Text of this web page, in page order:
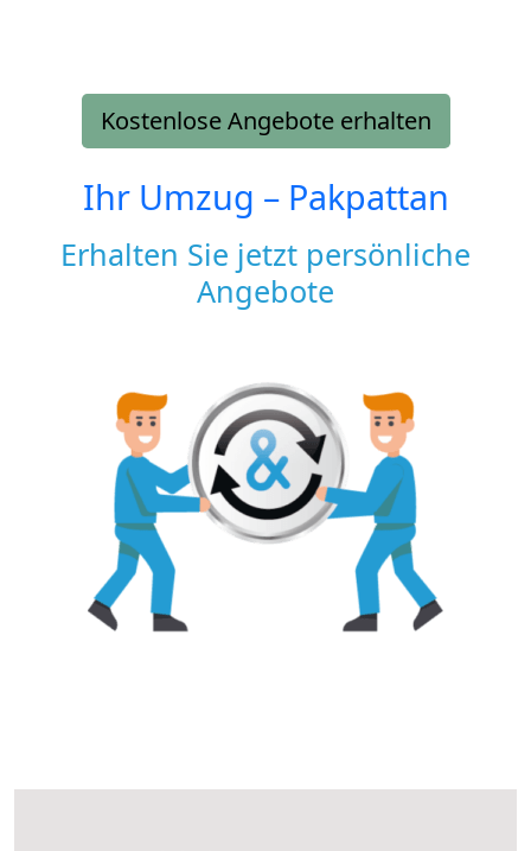
Kostenlose Angebote erhalten
Ihr Umzug – Pakpattan
Erhalten Sie jetzt persönliche
Angebote